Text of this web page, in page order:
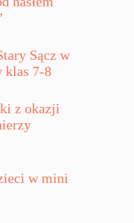
Sącz w
klas 7-8
z okazji
w mini